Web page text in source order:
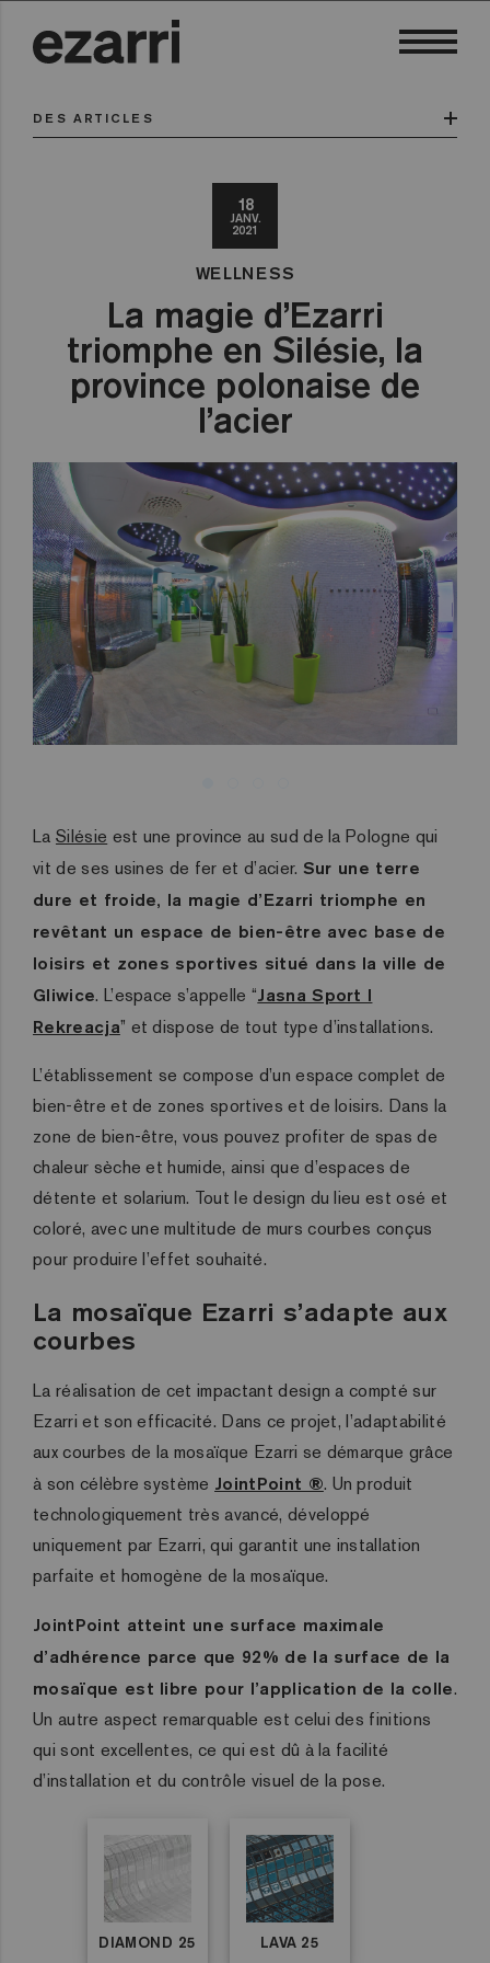
DES ARTICLES
18
JANV.
2021
WELLNESS
La magie d’Ezarri
triomphe en Silésie, la
province polonaise de
l’acier
La Silésie est une province au sud de la Pologne qui
vit de ses usines de fer et d’acier. Sur une terre
dure et froide, la magie d’Ezarri triomphe en
revêtant un espace de bien-être avec base de
loisirs et zones sportives situé dans la ville de
Gliwice. L’espace s’appelle “Jasna Sport I
Rekreacja” et dispose de tout type d’installations.
L’établissement se compose d’un espace complet de
bien-être et de zones sportives et de loisirs. Dans la
zone de bien-être, vous pouvez profiter de spas de
chaleur sèche et humide, ainsi que d’espaces de
détente et solarium. Tout le design du lieu est osé et
coloré, avec une multitude de murs courbes conçus
pour produire l’effet souhaité.
La mosaïque Ezarri s’adapte aux
courbes
La réalisation de cet impactant design a compté sur
Ezarri et son efficacité. Dans ce projet, l’adaptabilité
aux courbes de la mosaïque Ezarri se démarque grâce
à son célèbre système JointPoint ®. Un produit
technologiquement très avancé, développé
uniquement par Ezarri, qui garantit une installation
parfaite et homogène de la mosaïque.
JointPoint atteint une surface maximale
d’adhérence parce que 92% de la surface de la
mosaïque est libre pour l’application de la colle.
Un autre aspect remarquable est celui des finitions
qui sont excellentes, ce qui est dû à la facilité
d’installation et du contrôle visuel de la pose.
DIAMOND 25 LAVA 25